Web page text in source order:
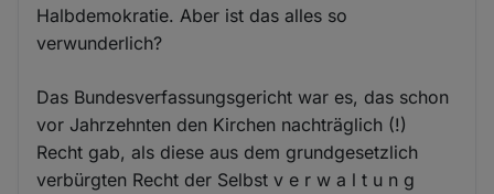
Halbdemokratie. Aber ist das alles so
verwunderlich?
Das Bundesverfassungsgericht war es, das schon
vor Jahrzehnten den Kirchen nachträglich (!)
Recht gab, als diese aus dem grundgesetzlich
verbürgten Recht der Selbst v e r w a l t u n g